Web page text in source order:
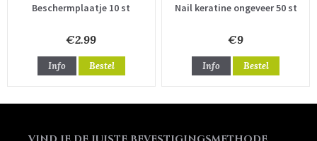
Beschermplaatje 10 st
€2.99
Info Bestel
Nail keratine ongeveer 50 st
€9
Info Bestel